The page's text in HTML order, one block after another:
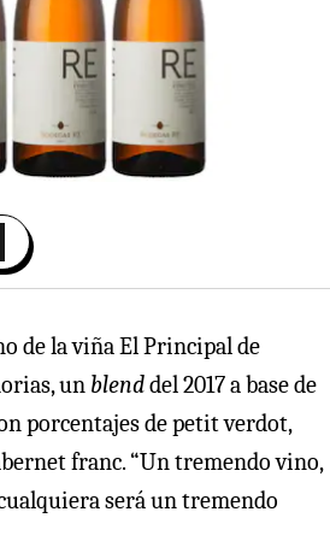
de la viña El Principal de
un blenddel 2017 a base de
porcentajes de petit verdot,
franc. “Un tremendo vino,
será un tremendo